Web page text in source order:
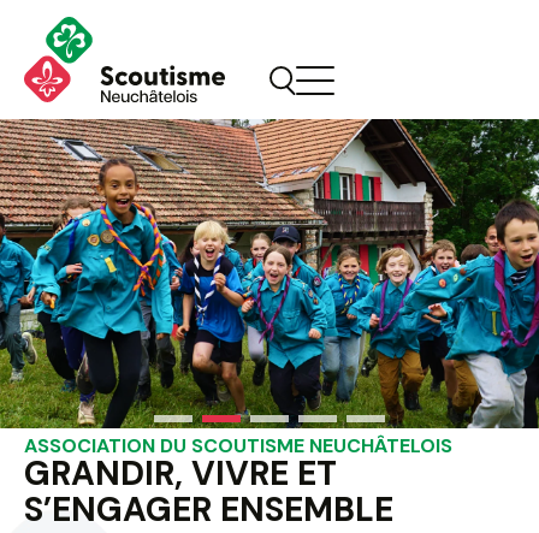
ASSOCIATION DU SCOUTISME NEUCHÂTELOIS
GRANDIR, VIVRE ET
S’ENGAGER ENSEMBLE